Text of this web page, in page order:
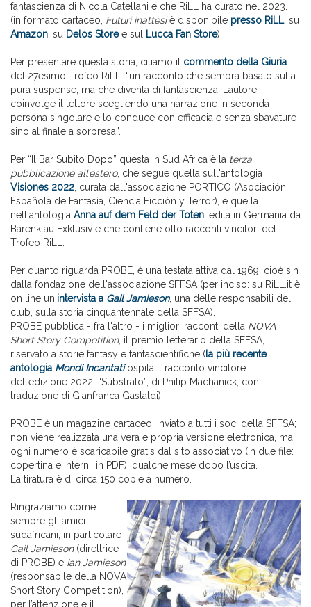
fantascienza di Nicola Catellani e che RiLL ha curato nel 2023.
(in formato cartaceo, Futuri inattesiè disponibile presso RiLL, su
Amazon , su Delos Storee sul Lucca Fan Store)
Per presentare questa storia, citiamo il commento della Giuria
del 27esimo Trofeo RiLL: “un racconto che sembra basato sulla
pura suspense, ma che diventa di fantascienza. L’autore
coinvolge il lettore scegliendo una narrazione in seconda
persona singolare e lo conduce con efficacia e senza sbavature
sino al finale a sorpresa”.
Per “Il Bar Subito Dopo” questa in Sud Africa è la terza
pubblicazione all’estero, che segue quella sull'antologia
Visiones 2022 , curata dall'associazione PORTICO (Asociación
Española de Fantasía, Ciencia Ficción y Terror), e quella
nell'antologia Anna auf dem Feld der Toten , edita in Germania da
Barenklau Exklusiv e che contiene otto racconti vincitori del
Trofeo RiLL.
Per quanto riguarda PROBE, è una testata attiva dal 1969, cioè sin
dalla fondazione dell'associazione SFFSA (per inciso: su RiLL.it è
on line un'intervista a Gail Jamieson, una delle responsabili del
club, sulla storia cinquantennale della SFFSA).
PROBE pubblica - fra l'altro - i migliori racconti della NOVA
Short Story Competition, il premio letterario della SFFSA,
riservato a storie fantasy e fantascientifiche (la più recente
antologia Mondi Incantatiospita il racconto vincitore
dell’edizione 2022: “Substrato”, di Philip Machanick, con
traduzione di Gianfranca Gastaldi).
PROBE è un magazine cartaceo, inviato a tutti i soci della SFFSA;
non viene realizzata una vera e propria versione elettronica, ma
ogni numero è scaricabile gratis dal sito associativo (in due file:
copertina e interni, in PDF), qualche mese dopo l’uscita.
La tiratura è di circa 150 copie a numero.
Ringraziamo come
sempre gli amici
sudafricani, in particolare
Gail Jamieson(direttrice
di PROBE) e Ian Jamieson
(responsabile della NOVA
Short Story Competition),
per l’attenzione e il